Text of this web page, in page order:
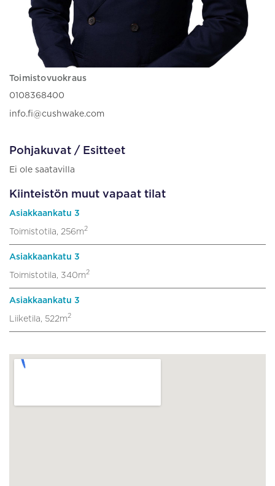
Toimistovuokraus
0108368400
info.fi@cushwake.com
Pohjakuvat / Esitteet
Ei ole saatavilla
Kiinteistön muut vapaat tilat
Asiakkaankatu 3
Toimistotila, 256m2
Asiakkaankatu 3
Toimistotila, 340m2
Asiakkaankatu 3
Liiketila, 522m2